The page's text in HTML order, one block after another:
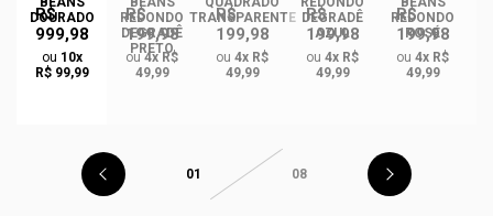
DOURADO
R$
999,98
ou 10x
R$ 99,99
REDONDO
DEGRADÊ
PRETO
R$
199,98
ou4x R$
49,99
TRANSPARENTE
R$
199,98
ou 4x R$
49,99
DEGRADÊ
AZUL
R$
199,98
ou 4x R$
49,99
REDONDO
ROSÉ
R$
199,98
ou 4x R$
49,99
01 08